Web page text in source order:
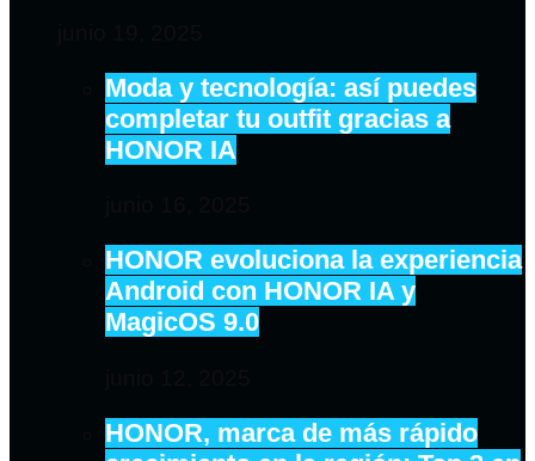
Moda y tecnología: así puedes
completar tu outfit gracias a
HONOR IA
HONOR evoluciona la experiencia
Android con HONOR IA y
MagicOS 9.0
HONOR, marca de más rápido